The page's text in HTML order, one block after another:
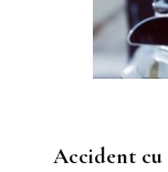
Accident cu